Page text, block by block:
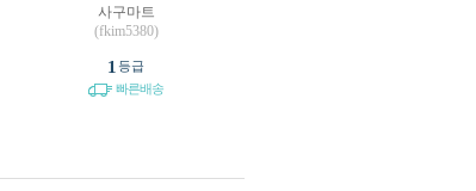
사구마트
(fkim5380)
1 등급
빠른배송